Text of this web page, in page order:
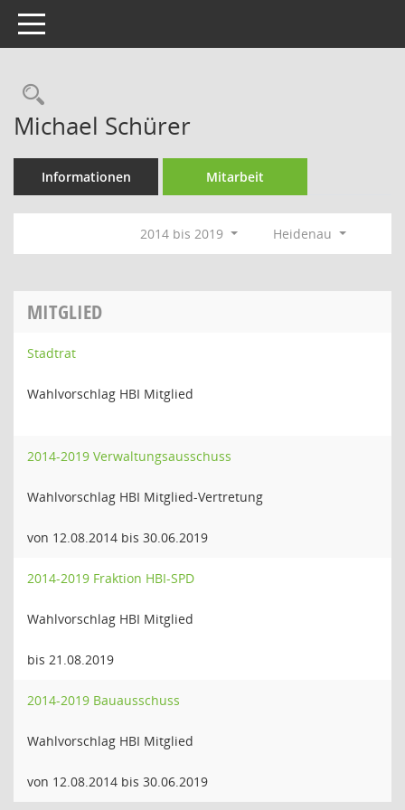
Toggle navigation
Rechercheauswahl
Michael Schürer
Informationen Mitarbeit
2014 bis 2019 Heidenau
MITGLIED
Stadtrat
Wahlvorschlag HBI Mitglied
2014-2019 Verwaltungsausschuss
Wahlvorschlag HBI Mitglied-Vertretung
von 12.08.2014 bis 30.06.2019
2014-2019 Fraktion HBI-SPD
Wahlvorschlag HBI Mitglied
bis 21.08.2019
2014-2019 Bauausschuss
Wahlvorschlag HBI Mitglied
von 12.08.2014 bis 30.06.2019